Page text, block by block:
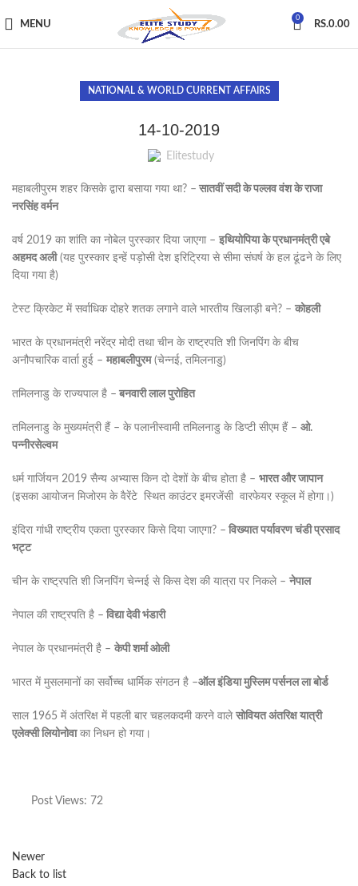
MENU
0
RS.0.00
NATIONAL & WORLD CURRENT AFFAIRS
14-10-2019
Elitestudy
महाबलीपुरम शहर किसके द्वारा बसाया गया था? – सातवीं सदी के पल्लव वंश के राजा
नरसिंह वर्मन
वर्ष 2019 का शांति का नोबेल पुरस्कार दिया जाएगा – इथियोपिया के प्रधानमंत्री एबे
अहमद अली(यह पुरस्कार इन्हें पड़ोसी देश इरिट्रिया से सीमा संघर्ष के हल ढूंढने के लिए
दिया गया है)
टेस्ट क्रिकेट में सर्वाधिक दोहरे शतक लगाने वाले भारतीय खिलाड़ी बने? – कोहली
भारत के प्रधानमंत्री नरेंद्र मोदी तथा चीन के राष्ट्रपति शी जिनपिंग के बीच
अनौपचारिक वार्ता हुई – महाबलीपुरम(चेन्नई, तमिलनाडु)
तमिलनाडु के राज्यपाल है – बनवारी लाल पुरोहित
तमिलनाडु के मुख्यमंत्री हैं – के पलानीस्वामी तमिलनाडु के डिप्टी सीएम हैं – ओ.
पन्नीरसेल्वम
धर्म गार्जियन 2019 सैन्य अभ्यास किन दो देशों के बीच होता है – भारत और जापान
(इसका आयोजन मिजोरम के वैरेंटे स्थित काउंटर इमरजेंसी वारफेयर स्कूल में होगा।)
इंदिरा गांधी राष्ट्रीय एकता पुरस्कार किसे दिया जाएगा? – विख्यात पर्यावरण चंडी प्रसाद
भट्ट
चीन के राष्ट्रपति शी जिनपिंग चेन्नई से किस देश की यात्रा पर निकले – नेपाल
नेपाल की राष्ट्रपति है – विद्या देवी भंडारी
नेपाल के प्रधानमंत्री है – केपी शर्मा ओली
भारत में मुसलमानों का सर्वोच्च धार्मिक संगठन है –ऑल इंडिया मुस्लिम पर्सनल ला बोर्ड
साल 1965 में अंतरिक्ष में पहली बार चहलकदमी करने वाले सोवियत अंतरिक्ष यात्री
एलेक्सी लियोनोवाका निधन हो गया।
Post Views: 72
Newer
Back to list